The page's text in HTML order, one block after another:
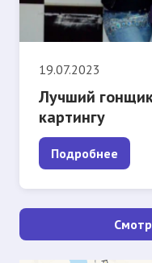
19.07.2023
Лучший
картингу
Подробнее